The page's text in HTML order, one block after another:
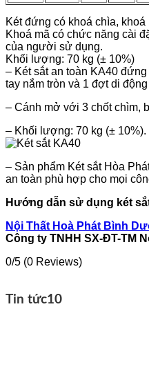
Két đứng có khoá chìa,
Khoá mã có chức năng cài
của người sử dụng.
​​Khối lượng: 70 kg (± 10%)
– Két sắt an toàn KA40
tay nắm tròn và 1 đợt di động
– Cánh mở với 3 chốt chìm,
– Khối lượng: 70 kg (± 10%).
– Sản phẩm Két sắt Hòa
an toàn phù hợp cho mọi
Hướng dẫn sử dụng két
Nội Thất Hoà Phát Bình
Công ty TNHH SX-ĐT-TM
0/5 (0 Reviews)
Tin tức10